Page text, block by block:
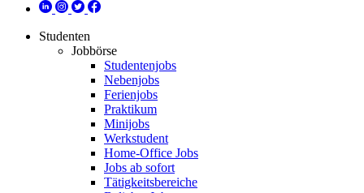
Studenten
Jobbörse
Studentenjobs
Nebenjobs
Ferienjobs
Praktikum
Minijobs
Werkstudent
Home-Office Jobs
Jobs ab sofort
Tätigkeitsbereiche